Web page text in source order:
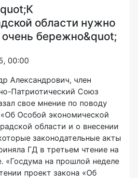
области нужно
очень бережно&quot;
00:00
Александрович, член
Патриотический Союз
свое мнение по поводу
Особой экономической
области и о внесении
законодательные акты
ГД в третьем чтение на
«Госдума на прошлой неделе
проект закона «Об